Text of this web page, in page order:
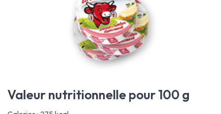
Valeur nutritionnelle pour 100 g